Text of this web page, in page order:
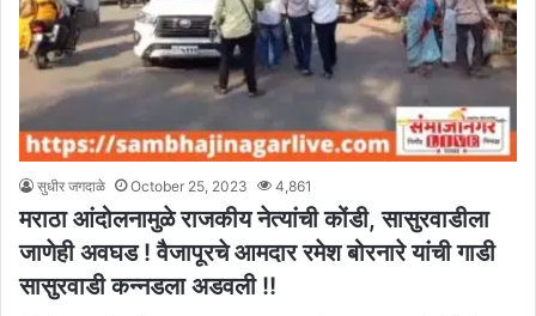
सुधीर जगदाळे October 25, 2023 4,861
मराठा आंदोलनामुळे राजकीय नेत्यांची कोंडी, सासुरवाडीला
जाणेही अवघड ! वैजापूरचे आमदार रमेश बोरनारे यांची गाडी
सासुरवाडी कन्नडला अडवली !!